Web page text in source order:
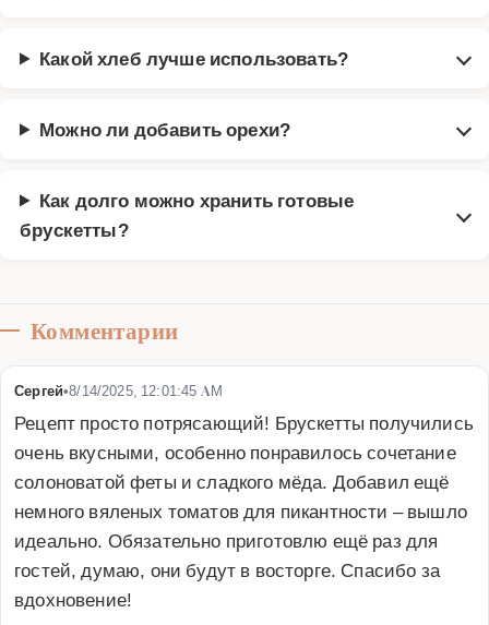
Какой хлеб лучше использовать?
Можно ли добавить орехи?
Как долго можно хранить готовые
брускетты?
Комментарии
Сергей•8/14/2025, 12:01:45 AM
Рецепт просто потрясающий! Брускетты получились
очень вкусными, особенно понравилось сочетание
солоноватой феты и сладкого мёда. Добавил ещё
немного вяленых томатов для пикантности – вышло
идеально. Обязательно приготовлю ещё раз для
гостей, думаю, они будут в восторге. Спасибо за
вдохновение!